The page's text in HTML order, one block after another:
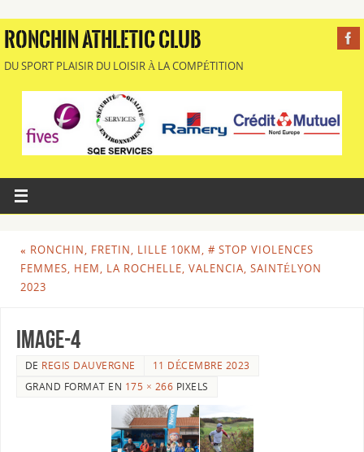
RONCHIN ATHLETIC CLUB
DU SPORT PLAISIR DU LOISIR À LA COMPÉTITION
« RONCHIN, FRETIN, LILLE 10KM, # STOP VIOLENCES
FEMMES, HEM, LA ROCHELLE, VALENCIA, SAINTÉLYON
2023
image-4
DE REGIS DAUVERGNE
11 DÉCEMBRE 2023
GRAND FORMAT EN 175 × 266 PIXELS